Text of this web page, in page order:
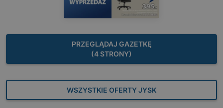
PRZEGLĄDAJ GAZETKĘ
(4 STRONY)
WSZYSTKIE OFERTY JYSK